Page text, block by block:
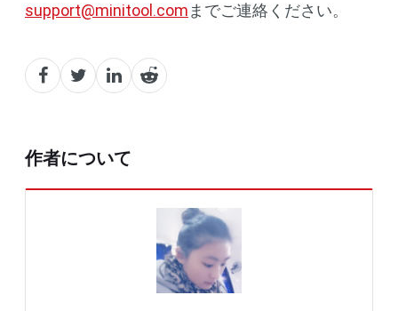
support@minitool.com までご連絡ください。
作者について